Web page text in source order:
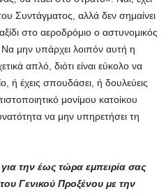
Συντάγματος, αλλά δεν σημαίνει
στο αεροδρόμιο ο αστυνομικός
Να μην υπάρχει λοιπόν αυτή η
απλό, διότι είναι εύκολο να
ή έχεις σπουδάσει, ή δουλεύεις
μονίμου κατοίκου
να μην υπηρετήσει τη
την έως τώρα εμπειρία σας
Γενικού Προξένου με την